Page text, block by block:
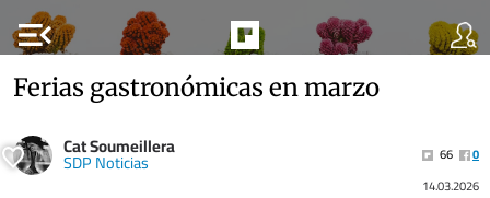
menu_open
Ferias gastronómicas en marzo
Cat Soumeillera
SDP Noticias 66
0
14.03.2026